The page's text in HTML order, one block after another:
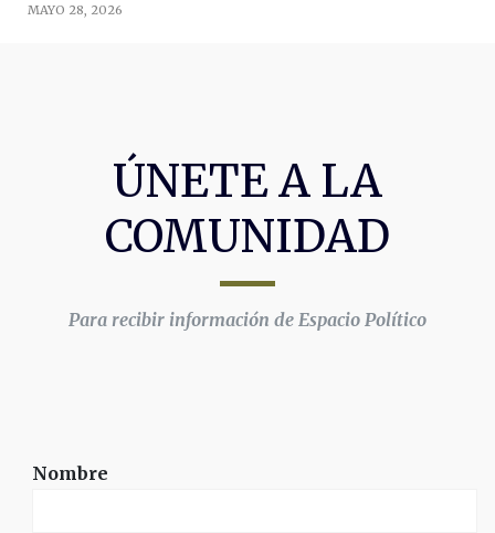
MAYO 28, 2026
ÚNETE A LA
COMUNIDAD
Para recibir información de Espacio Político
Nombre